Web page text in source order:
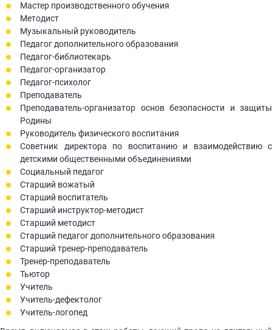
Мастер производственного обучения
Методист
Музыкальный руководитель
Педагог дополнительного образования
Педагог-библиотекарь
Педагог-организатор
Педагог-психолог
Преподаватель
Преподаватель-организатор основ безопасности и защиты
Родины
Руководитель физического воспитания
​Советник директора по воспитанию и взаимодействию с
детскими общественными объединениями
Социальный педагог
Старший вожатый
Старший воспитатель
Старший инструктор-методист
Старший методист
Старший педагог дополнительного образования
Старший тренер-преподаватель
Тренер-преподаватель
Тьютор
Учитель
Учитель-дефектолог
Учитель-логопед